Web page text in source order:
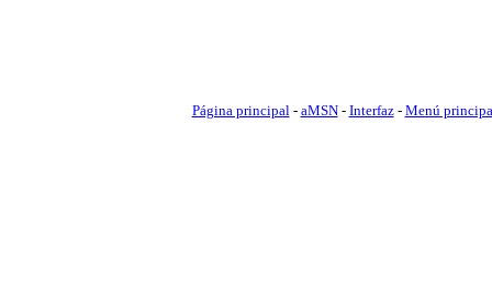
Página principal- aMSN- Interfaz- Menú